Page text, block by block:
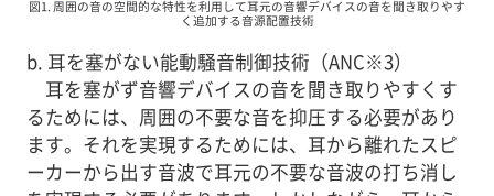
図1. 周囲の音の空間的な特性を利用して耳元の音響デバイスの音を聞き取りやす
く追加する音源配置技術
b. 耳を塞がない能動騒音制御技術（ANC※3）
耳を塞がず音響デバイスの音を聞き取りやすくす
るためには、周囲の不要な音を抑圧する必要があり
ます。それを実現するためには、耳から離れたスピ
ーカーから出す音波で耳元の不要な音波の打ち消し